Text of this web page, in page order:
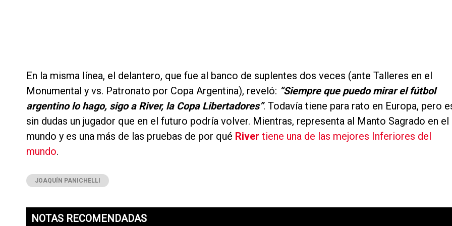
En la misma línea, el delantero, que fue al banco de suplentes dos veces (ante Talleres en el
Monumental y vs. Patronato por Copa Argentina), reveló: “Siempre que puedo mirar el fútbol
argentino lo hago, sigo a River, la Copa Libertadores”. Todavía tiene para rato en Europa, pero
sin dudas un jugador que en el futuro podría volver. Mientras, representa al Manto Sagrado en el
mundo y es una más de las pruebas de por qué River tiene una de las mejores Inferiores del
mundo.
JOAQUÍN PANICHELLI
NOTAS RECOMENDADAS